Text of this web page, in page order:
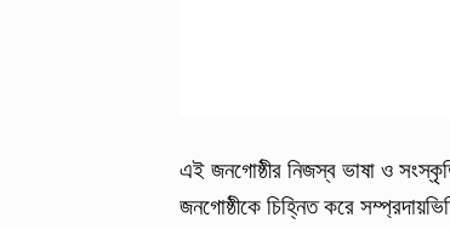
এই জনগোষ্ঠীর নিজস্ব ভাষা ও
জনগোষ্ঠীকে চিহ্নিত করে